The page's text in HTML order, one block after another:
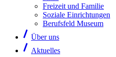
Freizeit und Familie
Soziale Einrichtungen
Berufsfeld Museum
Über uns
Aktuelles